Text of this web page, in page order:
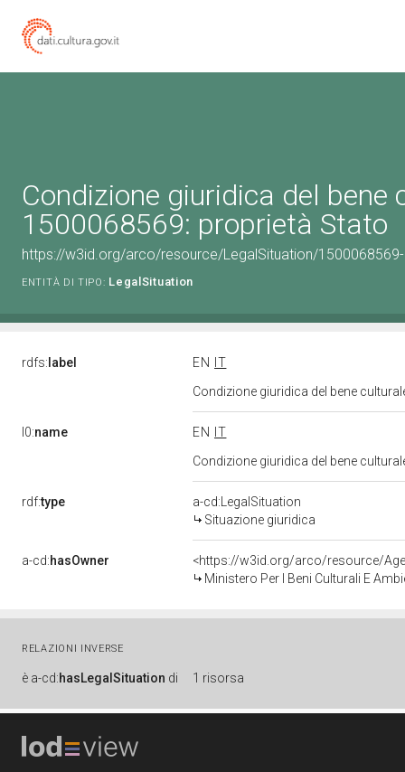
Condizione giuridica del bene
1500068569: proprietà Stato
https://w3id.org/arco/resource/LegalSituation/
ENTITÀ DI TIPO: LegalSituation
rdfs: label EN
IT
Condizione giuridica del bene
l0:name EN
IT
Condizione giuridica del bene
rdf:type
a-cd:LegalSituation
Situazione giuridica
a-cd:hasOwner
<https://w3id.org/arco/resource/
Ministero Per I Beni Culturali E
RELAZIONI INVERSE
è a-cd:hasLegalSituation di 1 risorsa